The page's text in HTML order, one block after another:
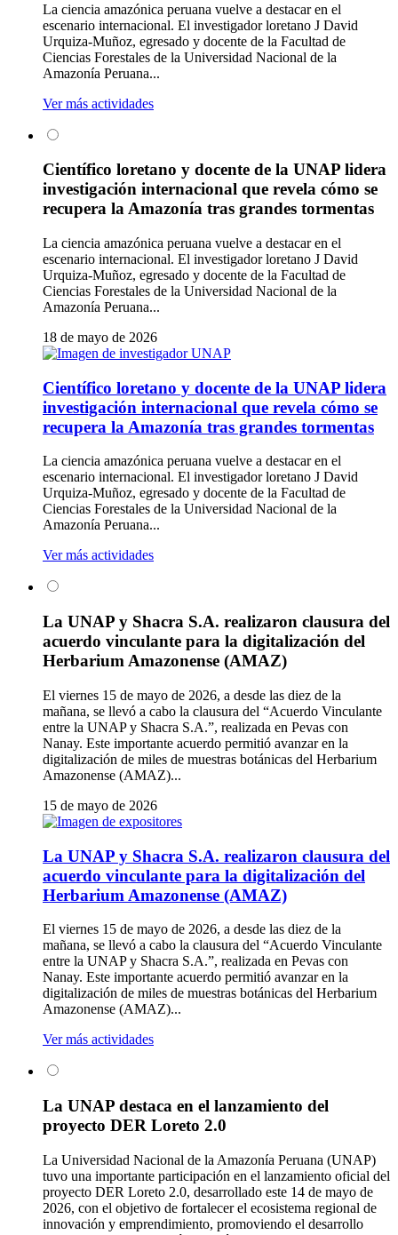
La ciencia amazónica peruana vuelve a destacar en el
escenario internacional. El investigador loretano J David
Urquiza-Muñoz, egresado y docente de la Facultad de
Ciencias Forestales de la Universidad Nacional de la
Amazonía Peruana...
Ver más actividades
Científico loretano y docente de la UNAP lidera
investigación internacional que revela cómo se
recupera la Amazonía tras grandes tormentas
La ciencia amazónica peruana vuelve a destacar en el
escenario internacional. El investigador loretano J David
Urquiza-Muñoz, egresado y docente de la Facultad de
Ciencias Forestales de la Universidad Nacional de la
Amazonía Peruana...
18 de mayo de 2026
Científico loretano y docente de la UNAP lidera
investigación internacional que revela cómo se
recupera la Amazonía tras grandes tormentas
La ciencia amazónica peruana vuelve a destacar en el
escenario internacional. El investigador loretano J David
Urquiza-Muñoz, egresado y docente de la Facultad de
Ciencias Forestales de la Universidad Nacional de la
Amazonía Peruana...
Ver más actividades
La UNAP y Shacra S.A. realizaron clausura del
acuerdo vinculante para la digitalización del
Herbarium Amazonense (AMAZ)
El viernes 15 de mayo de 2026, a desde las diez de la
mañana, se llevó a cabo la clausura del “Acuerdo Vinculante
entre la UNAP y Shacra S.A.”, realizada en Pevas con
Nanay. Este importante acuerdo permitió avanzar en la
digitalización de miles de muestras botánicas del Herbarium
Amazonense (AMAZ)...
15 de mayo de 2026
La UNAP y Shacra S.A. realizaron clausura del
acuerdo vinculante para la digitalización del
Herbarium Amazonense (AMAZ)
El viernes 15 de mayo de 2026, a desde las diez de la
mañana, se llevó a cabo la clausura del “Acuerdo Vinculante
entre la UNAP y Shacra S.A.”, realizada en Pevas con
Nanay. Este importante acuerdo permitió avanzar en la
digitalización de miles de muestras botánicas del Herbarium
Amazonense (AMAZ)...
Ver más actividades
La UNAP destaca en el lanzamiento del
proyecto DER Loreto 2.0
La Universidad Nacional de la Amazonía Peruana (UNAP)
tuvo una importante participación en el lanzamiento oficial del
proyecto DER Loreto 2.0, desarrollado este 14 de mayo de
2026, con el objetivo de fortalecer el ecosistema regional de
innovación y emprendimiento, promoviendo el desarrollo